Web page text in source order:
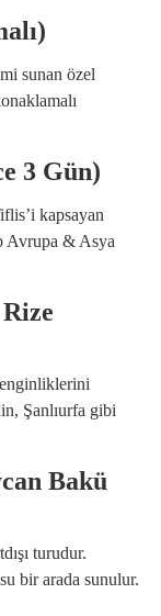
sunan özel
3 Gün)
kapsayan
Avrupa & Asya
Şanlıurfa gibi
Bakü
turudur.
bir arada sunulur.